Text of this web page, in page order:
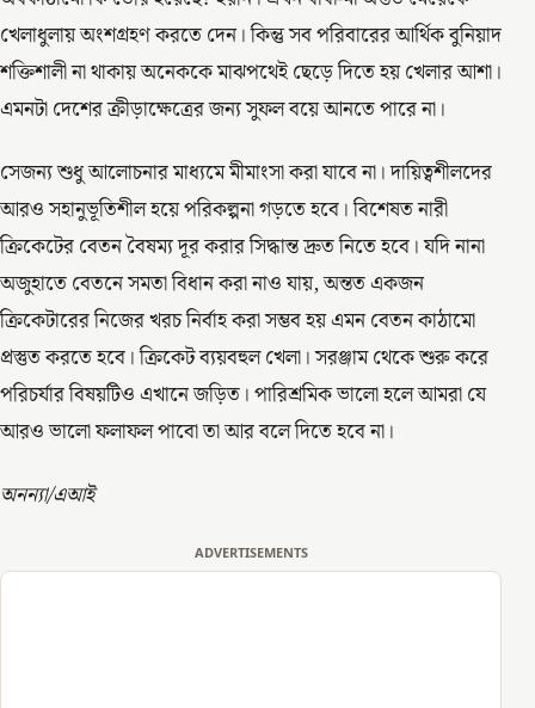
খেলাধুলায় অংশগ্রহণ করতে দেন। কিন্তু সব পরিবারের আর্থিক বুনিয়াদ
শক্তিশালী না থাকায় অনেককে মাঝপথেই ছেড়ে দিতে হয় খেলার আশা।
এমনটা দেশের ক্রীড়াক্ষেত্রের জন্য সুফল বয়ে আনতে পারে না।
সেজন্য শুধু আলোচনার মাধ্যমে মীমাংসা করা যাবে না। দায়িত্বশীলদের
আরও সহানুভূতিশীল হয়ে পরিকল্পনা গড়তে হবে। বিশেষত নারী
ক্রিকেটের বেতন বৈষম্য দূর করার সিদ্ধান্ত দ্রুত নিতে হবে। যদি নানা
অজুহাতে বেতনে সমতা বিধান করা নাও যায়, অন্তত একজন
ক্রিকেটারের নিজের খরচ নির্বাহ করা সম্ভব হয় এমন বেতন কাঠামো
প্রস্তুত করতে হবে। ক্রিকেট ব্যয়বহুল খেলা। সরঞ্জাম থেকে শুরু করে
পরিচর্যার বিষয়টিও এখানে জড়িত। পারিশ্রমিক ভালো হলে আমরা যে
আরও ভালো ফলাফল পাবো তা আর বলে দিতে হবে না।
অনন্যা/এআই
ADVERTISEMENTS